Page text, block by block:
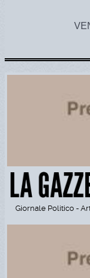
Giornale Politico -